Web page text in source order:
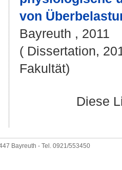
von
Bayreuth , 2011
( Dissertation,
Fakultät)
Diese
Bayreuth - Tel. 0921/553450